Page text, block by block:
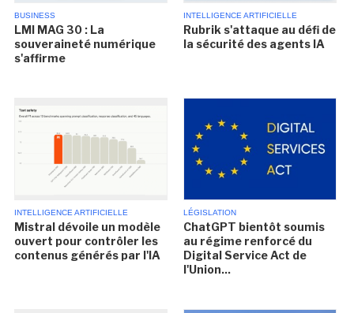
BUSINESS
LMI MAG 30 : La
souveraineté numérique
s'affirme
INTELLIGENCE ARTIFICIELLE
Rubrik s'attaque au défi de
la sécurité des agents IA
INTELLIGENCE ARTIFICIELLE
Mistral dévoile un modèle
ouvert pour contrôler les
contenus générés par l'IA
LÉGISLATION
ChatGPT bientôt soumis
au régime renforcé du
Digital Service Act de
l'Union...